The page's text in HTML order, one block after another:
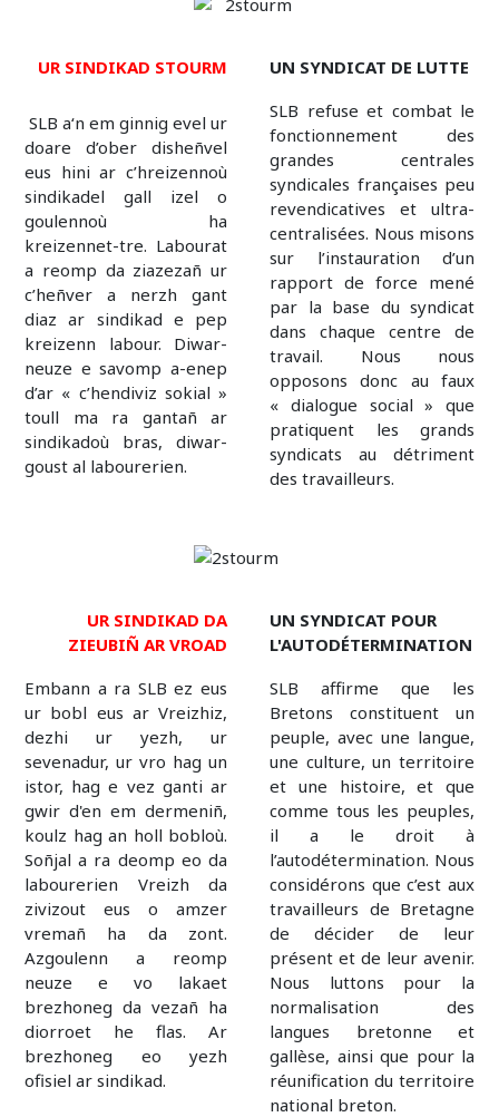
UR SINDIKAD STOURM UN SYNDICAT DE LUTTE
SLB a‘n em ginnig evel ur
doare d’ober disheñvel
eus hini ar c’hreizennoù
sindikadel gall izel o
goulennoù ha
kreizennet-tre. Labourat
a reomp da ziazezañ ur
c’heñver a nerzh gant
diaz ar sindikad e pep
kreizenn labour. Diwar-
neuze e savomp a-enep
d’ar « c’hendiviz sokial »
toull ma ra gantañ ar
sindikadoù bras, diwar-
goust al labourerien.
SLB refuse et combat le
fonctionnement des
grandes centrales
syndicales françaises peu
revendicatives et ultra-
centralisées. Nous misons
sur l’instauration d’un
rapport de force mené
par la base du syndicat
dans chaque centre de
travail. Nous nous
opposons donc au faux
« dialogue social » que
pratiquent les grands
syndicats au détriment
des travailleurs.
UR SINDIKAD DA
ZIEUBIÑ AR VROAD
UN SYNDICAT POUR
L'AUTODÉTERMINATION
Embann a ra SLB ez eus
ur bobl eus ar Vreizhiz,
dezhi ur yezh, ur
sevenadur, ur vro hag un
istor, hag e vez ganti ar
gwir d'en em dermeniñ,
koulz hag an holl bobloù.
Soñjal a ra deomp eo da
labourerien Vreizh da
zivizout eus o amzer
vremañ ha da zont.
Azgoulenn a reomp
neuze e vo lakaet
brezhoneg da vezañ ha
diorroet he flas. Ar
brezhoneg eo yezh
ofisiel ar sindikad.
SLB affirme que les
Bretons constituent un
peuple, avec une langue,
une culture, un territoire
et une histoire, et que
comme tous les peuples,
il a le droit à
l’autodétermination. Nous
considérons que c’est aux
travailleurs de Bretagne
de décider de leur
présent et de leur avenir.
Nous luttons pour la
normalisation des
langues bretonne et
gallèse, ainsi que pour la
réunification du territoire
national breton.